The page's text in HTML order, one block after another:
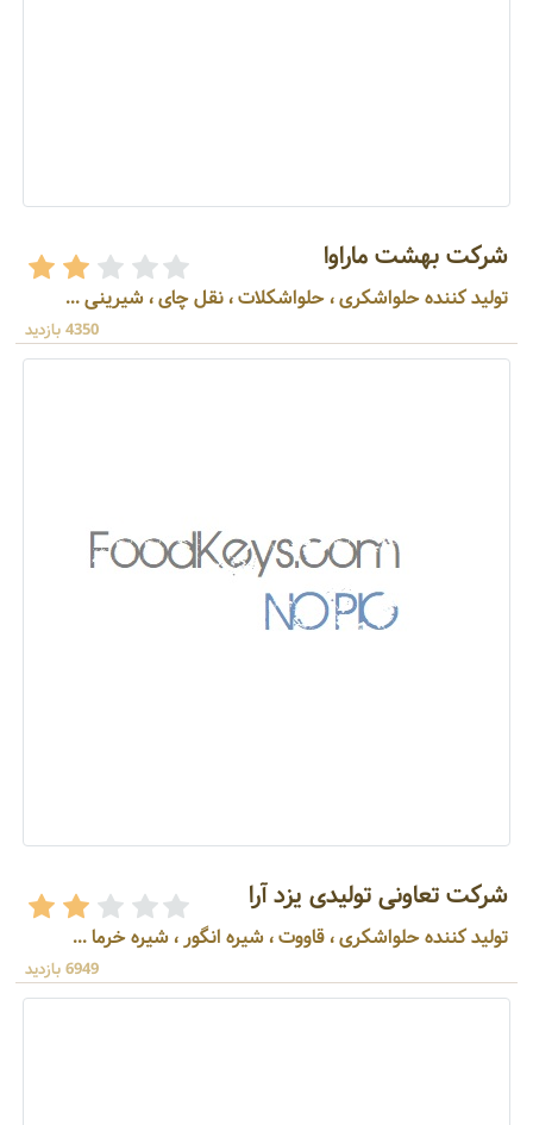
شرکت بهشت ماراوا
تولید کننده حلواشکری ، حلواشکلات ، نقل چای ، شیرینی ...
4350 بازدید
شرکت تعاونی تولیدی یزد آرا
تولید کننده حلواشکری ، قاووت ، شیره انگور ، شیره خرما ...
6949 بازدید